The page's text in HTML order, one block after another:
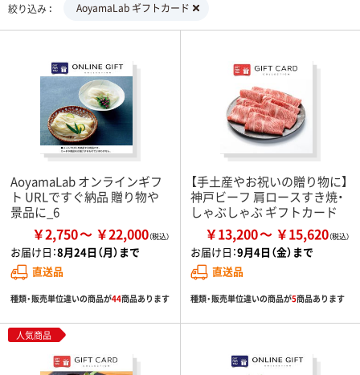
絞り込み AoyamaLab ギフトカード
AoyamaLab オンラインギフ
ト URLですぐ納品 贈り物や
景品に_6
￥2,750 ￥22,000
お届け日：8月24日（月）まで
直送品
種類・販売単位違いの商品が44商品あります
【手土産やお祝いの贈り物に】
神戸ビーフ 肩ロースすき焼・
しゃぶしゃぶ ギフトカード
￥13,200 ￥15,620
お届け日：9月4日（金）まで
直送品
種類・販売単位違いの商品が5商品あります
人気商品